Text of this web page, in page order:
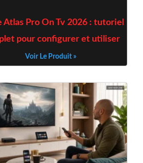
Atlas Pro On Tv 2026 : tutoriel
pour configurer et utiliser
Voir Le Produit »